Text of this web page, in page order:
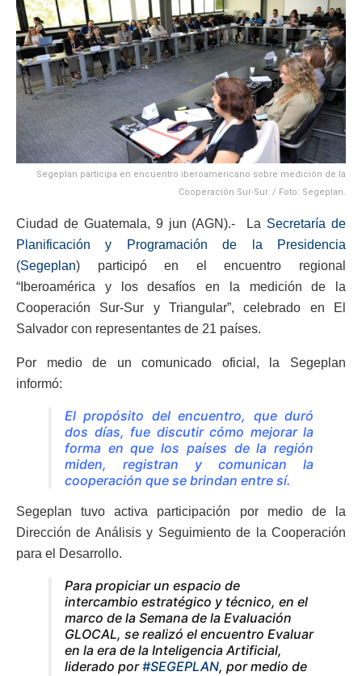
Segeplan participa en encuentro iberoamericano sobre medición de la
Cooperación Sur-Sur. / Foto: Segeplan.
Ciudad de Guatemala, 9 jun (AGN).- La Secretaría de
Planificación y Programación de la Presidencia
(Segeplan) participó en el encuentro regional
“Iberoamérica y los desafíos en la medición de la
Cooperación Sur-Sur y Triangular”, celebrado en El
Salvador con representantes de 21 países.
Por medio de un comunicado oficial, la Segeplan
informó:
El propósito del encuentro, que duró
dos días, fue discutir cómo mejorar la
forma en que los países de la región
miden, registran y comunican la
cooperación que se brindan entre sí.
Segeplan tuvo activa participación por medio de la
Dirección de Análisis y Seguimiento de la Cooperación
para el Desarrollo.
Para propiciar un espacio de
intercambio estratégico y técnico, en el
marco de la Semana de la Evaluación
GLOCAL, se realizó el encuentro Evaluar
en la era de la Inteligencia Artificial,
liderado por#SEGEPLAN, por medio de